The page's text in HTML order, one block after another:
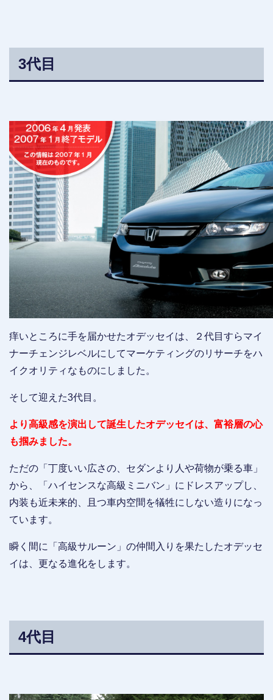
3代目
痒いところに手を届かせたオデッセイは、２代目すらマイ
ナーチェンジレベルにしてマーケティングのリサーチをハ
イクオリティなものにしました。
そして迎えた3代目。
より高級感を演出して誕生したオデッセイは、富裕層の心
も掴みました。
ただの「丁度いい広さの、セダンより人や荷物が乗る車」
から、「ハイセンスな高級ミニバン」にドレスアップし、
内装も近未来的、且つ車内空間を犠牲にしない造りになっ
ています。
瞬く間に「高級サルーン」の仲間入りを果たしたオデッセ
イは、更なる進化をします。
4代目